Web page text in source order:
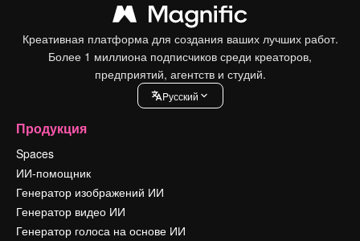
Креативная платформа для создания ваших лучших работ.
Более 1 миллиона подписчиков среди креаторов,
предприятий, агентств и студий.
Pусский
Продукция
Spaces
ИИ-помощник
Генератор изображений ИИ
Генератор видео ИИ
Генератор голоса на основе ИИ